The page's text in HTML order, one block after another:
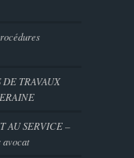
TRAVAUX
AU SERVICE –
avocat